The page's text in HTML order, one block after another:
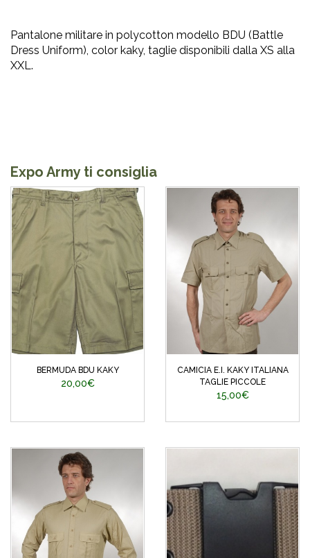
Pantalone militare in polycotton modello BDU (Battle
Dress Uniform), color kaky, taglie disponibili dalla XS alla
XXL.
Expo Army ti consiglia
BERMUDA BDU KAKY
20,00€
CAMICIA E.I. KAKY ITALIANA
TAGLIE PICCOLE
15,00€